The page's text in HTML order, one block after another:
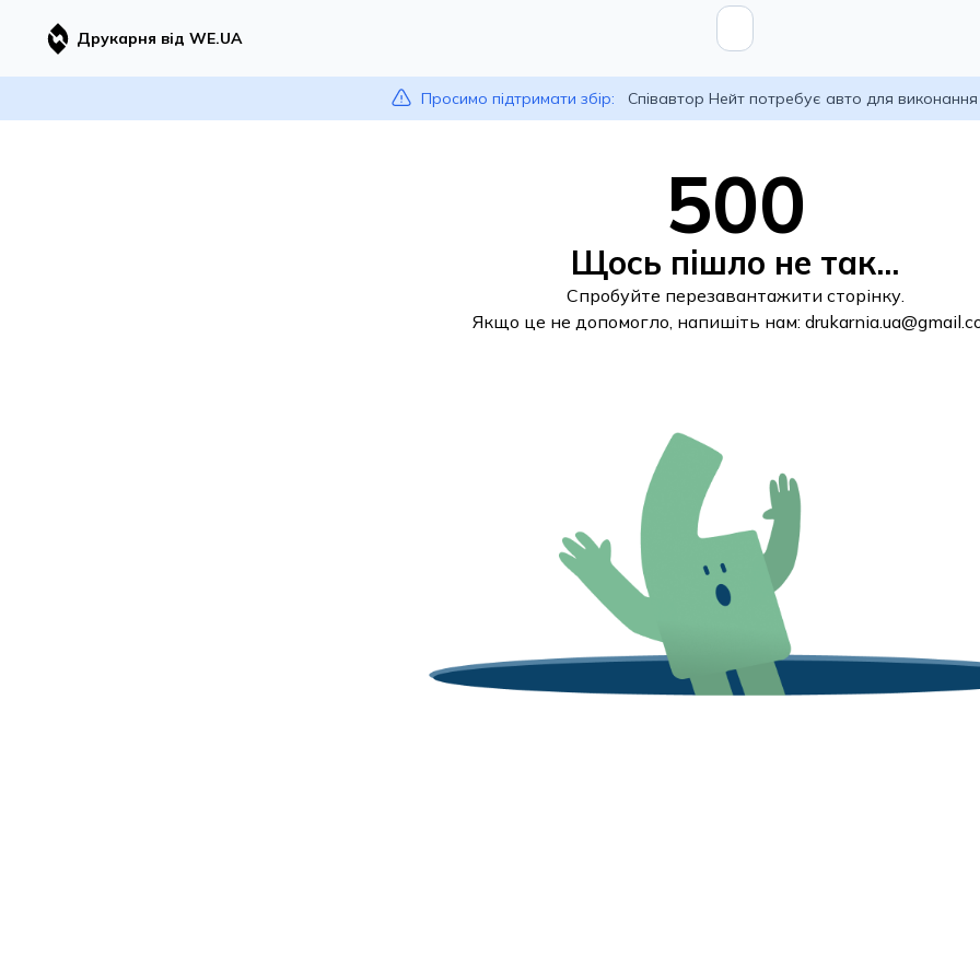
Друкарня від WE.UA
Просимо підтримати збір: Співавтор Нейт потребує авто для
500
Щось пішло не так...
Спробуйте перезавантажити сторінку.
Якщо це не допомогло, напишіть нам: